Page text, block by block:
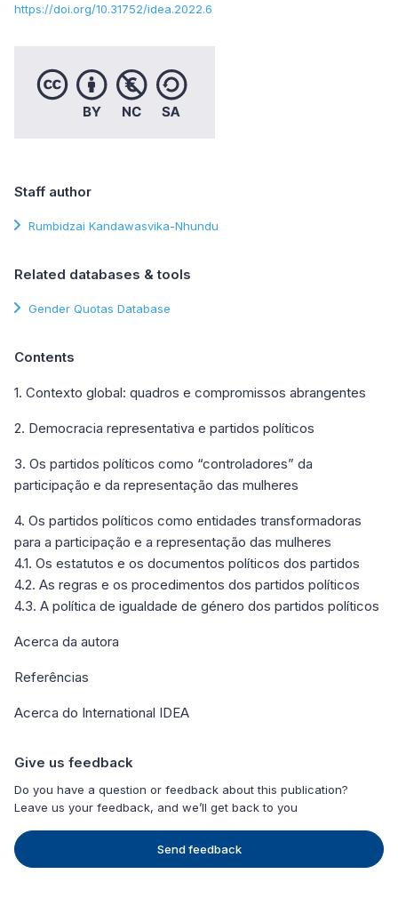
https://doi.org/10.31752/idea.2022.6
Staff author
Rumbidzai Kandawasvika-Nhundu
Related databases & tools
Gender Quotas Database
Contents
1. Contexto global: quadros e compromissos abrangentes
2. Democracia representativa e partidos políticos
3. Os partidos políticos como “controladores” da
participação e da representação das mulheres
4. Os partidos políticos como entidades transformadoras
para a participação e a representação das mulheres
4.1. Os estatutos e os documentos políticos dos partidos
4.2. As regras e os procedimentos dos partidos políticos
4.3. A política de igualdade de género dos partidos políticos
Acerca da autora
Referências
Acerca do International IDEA
Give us feedback
Do you have a question or feedback about this publication?
Leave us your feedback, and we’ll get back to you
Send feedback